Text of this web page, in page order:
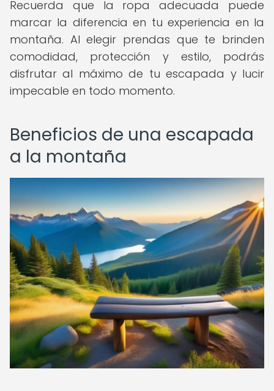
Recuerda que la ropa adecuada puede
marcar la diferencia en tu experiencia en la
montaña. Al elegir prendas que te brinden
comodidad, protección y estilo, podrás
disfrutar al máximo de tu escapada y lucir
impecable en todo momento.
Beneficios de una escapada
a la montaña